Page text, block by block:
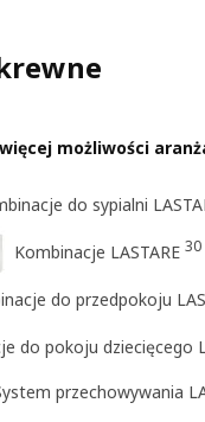
możliwości
do sypialni
Kombinacje LASTARE 30
do przedpokoju
do pokoju dziecięcego
przechowywania